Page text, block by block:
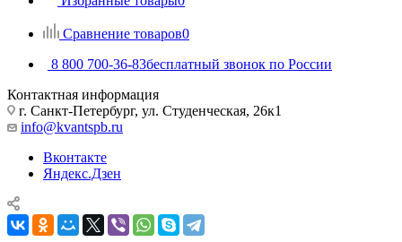
Сравнение товаров0
8 800 700-36-83бесплатный звонок по России
Контактная информация
г. Санкт-Петербург, ул. Студенческая, 26к1
info@kvantspb.ru
Вконтакте
Яндекс.Дзен